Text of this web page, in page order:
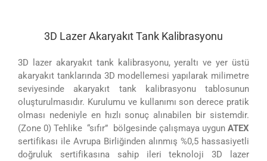
3D Lazer Akaryakıt Tank Kalibrasyonu
3D lazer akaryakıt tank kalibrasyonu, yeraltı ve yer üstü
akaryakıt tanklarında 3D modellemesi yapılarak milimetre
seviyesinde akaryakıt tank kalibrasyonu tablosunun
oluşturulmasıdır. Kurulumu ve kullanımı son derece pratik
olması nedeniyle en hızlı sonuç alınabilen bir sistemdir.
(Zone 0) Tehlike “sıfır” bölgesinde çalışmaya uygun ATEX
sertifikası ile Avrupa Birliğinden alınmış %0,5 hassasiyetli
doğruluk sertifikasına sahip ileri teknoloji 3D lazer